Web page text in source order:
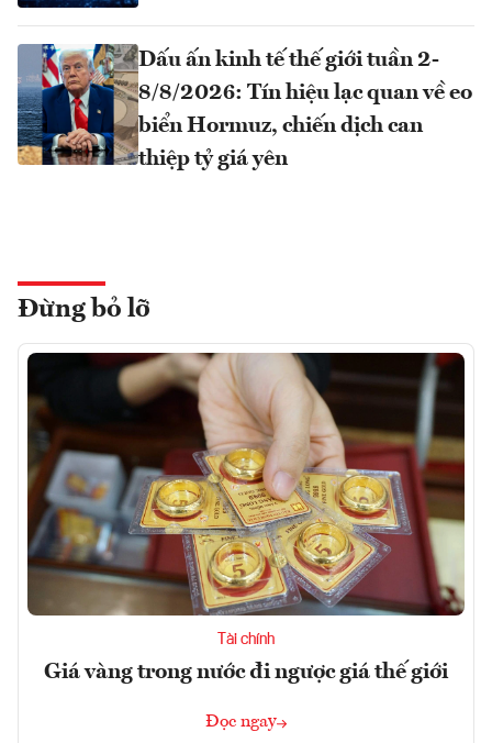
Dấu ấn kinh tế thế giới tuần 2-
8/8/2026: Tín hiệu lạc quan về eo
biển Hormuz, chiến dịch can
thiệp tỷ giá yên
Đừng bỏ lỡ
Tài chính
Giá vàng trong nước đi ngược giá thế giới
Đọc ngay